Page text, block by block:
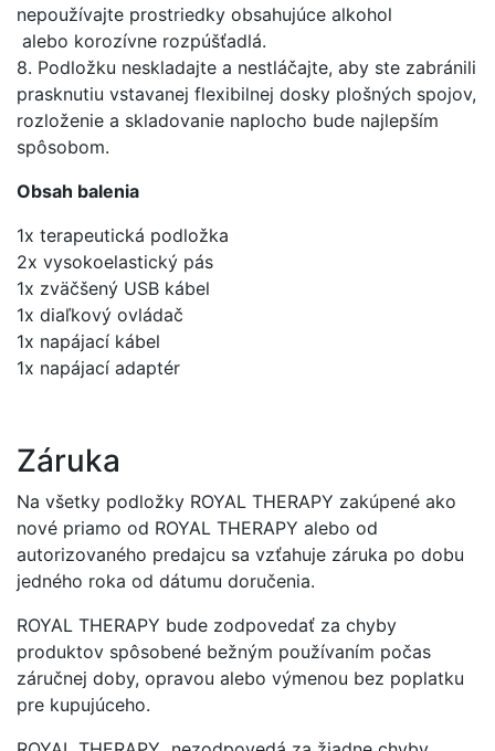
nepoužívajte prostriedky obsahujúce alkohol
alebo korozívne rozpúšťadlá.
8. Podložku neskladajte a nestláčajte, aby ste zabránili
prasknutiu vstavanej flexibilnej dosky plošných spojov,
rozloženie a skladovanie naplocho bude najlepším
spôsobom.
Obsah balenia
1x terapeutická podložka
2x vysokoelastický pás
1x zväčšený USB kábel
1x diaľkový ovládač
1x napájací kábel
1x napájací adaptér
Záruka
Na všetky podložky ROYAL THERAPY zakúpené ako
nové priamo od ROYAL THERAPY alebo od
autorizovaného predajcu sa vzťahuje záruka po dobu
jedného roka od dátumu doručenia.
ROYAL THERAPY bude zodpovedať za chyby
produktov spôsobené bežným používaním počas
záručnej doby, opravou alebo výmenou bez poplatku
pre kupujúceho.